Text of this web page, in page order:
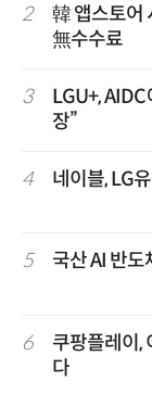
2
韓 앱스토
無수수료
3
LGU+,
장”
4 네이블, LG
5 국산 AI 반
6
쿠팡플레이,
다